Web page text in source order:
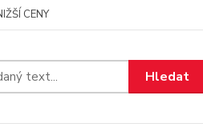
CENY
Hledat